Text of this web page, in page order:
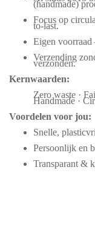
(handmade)
Focus op
to-last.
Eigen voorraad
Verzending
verzonden.
Kernwaarden:
Zero waste ·
Handmade ·
Voordelen voor jou:
Snelle,
Persoonlijk en
Transparant &